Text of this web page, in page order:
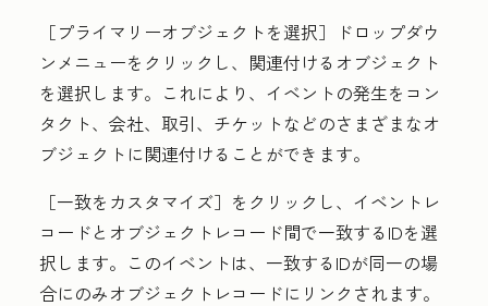
［プライマリーオブジェクトを選択］ドロップダウ
ンメニューをクリックし、関連付けるオブジェクト
を選択します。これにより、イベントの発生をコン
タクト、会社、取引、チケットなどのさまざまなオ
ブジェクトに関連付けることができます。
［一致をカスタマイズ］ をクリックし、イベントレ
コードとオブジェクトレコード間で一致するIDを選
択します。このイベントは、一致するIDが同一の場
合にのみオブジェクトレコードにリンクされます。